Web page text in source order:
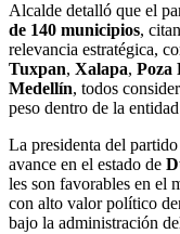
Alcalde detalló que el
de 140 municipios,
relevancia estratégica,
Tuxpan, Xalapa, Poza
Medellín, todos
peso dentro de la
La presidenta del
avance en el estado de
les son favorables en el
con alto valor político
bajo la administración